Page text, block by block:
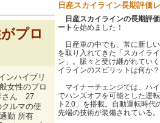
プロ
ンハイブリ
女性のプロ
さん 27
ルマの使
勤 所有
日産スカイライン長期評価
日産スカイラインの長期評
ート を始めました！
日産車の中でも、常に新し
を取り入れてきた「スカイライ
ン」。脈々と受け継がれてい
イラインのスピリットは何か？
マイナーチェンジでは、ハ
でハンズオフを可能とした運
ト2.0」を搭載。自動運転時代
先端の技術が装備されている。